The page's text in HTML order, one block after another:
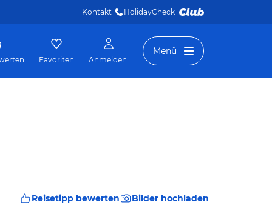
Kontakt HolidayCheck
Favoriten Anmelden
Menü
Reisetipp bewerten Bilder hochladen